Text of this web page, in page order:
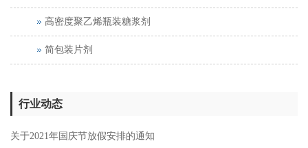
高密度聚乙烯瓶装糖浆剂
简包装片剂
行业动态
关于2021年国庆节放假安排的通知